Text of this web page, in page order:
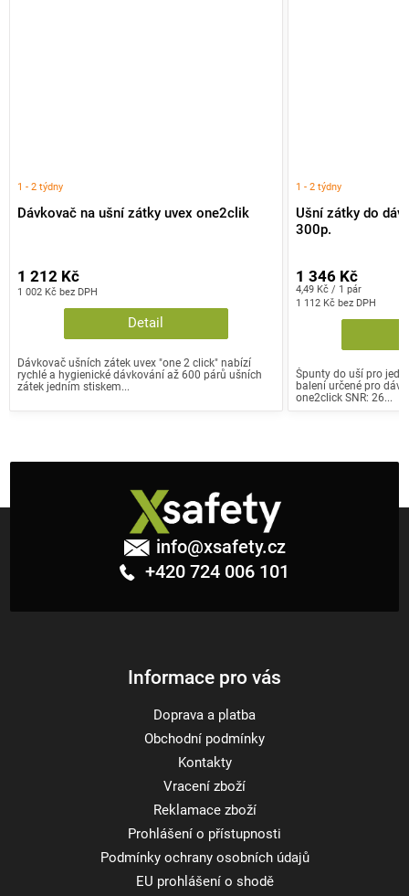
Dávkovač na ušní zátky uvex one2clik
1 - 2 týdny
1 002 Kč bez DPH
1 212 Kč
Detail
Dávkovač ušních zátek uvex "one 2 click" nabízí
rychlé a hygienické dávkování až 600 párů ušních
zátek jedním stiskem...
Ušní zátky do
300p.
1 - 2 týdny
1 112 Kč bez DPH
1 346 Kč
Měrná
cena:
4,49 Kč / 1 pár
Špunty do uší pro
balení určené pro
one2click SNR: 26...
info@xsafety.cz
+420 724 006 101
Informace pro vás
Doprava a platba
Obchodní podmínky
Kontakty
Vracení zboží
Reklamace zboží
Prohlášení o přístupnosti
Podmínky ochrany osobních údajů
EU prohlášení o shodě